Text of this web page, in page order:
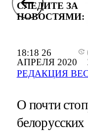
18:18 26
АПРЕЛЯ 2020
РЕДАКЦИЯ
СЛЕДИТЕ ЗА
НОВОСТЯМИ:
О почти
белорусских